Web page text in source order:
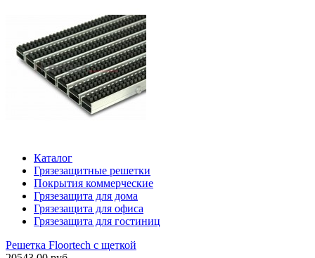
Каталог
Грязезащитные решетки
Покрытия коммерческие
Грязезащита для дома
Грязезащита для офиса
Грязезащита для гостиниц
Решетка Floortech с щеткой